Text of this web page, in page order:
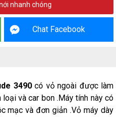
nhanh chóng
Chat Facebook
3490có vỏ ngoài được làm
và car bon .Máy tính này có
mạc và đơn giản .Vỏ máy dày